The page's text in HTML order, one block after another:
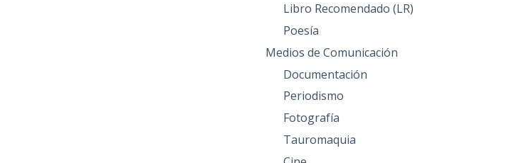
Libro Recomendado (LR)
Poesía
Medios de Comunicación
Documentación
Periodismo
Fotografía
Tauromaquia